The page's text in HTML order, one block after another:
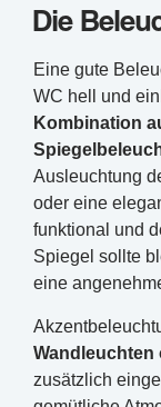
Die
Eine gute
WC hell und
Kombination
Ausleuchtung
oder eine
funktional und
Spiegel sollte
eine
Wandleuchten
zusätzlich